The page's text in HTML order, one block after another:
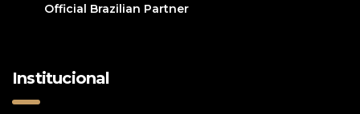
Official Brazilian Partner
Institucional